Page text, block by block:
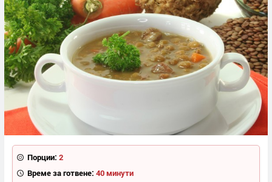
Порции: 2
Време за готвене: 40 минути